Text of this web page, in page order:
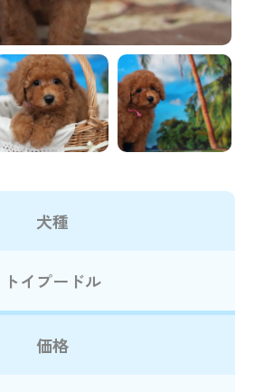
犬種
トイプードル
価格